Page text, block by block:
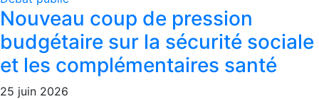
Nouveau coup de pression
budgétaire sur la sécurité sociale
et les complémentaires santé
25 juin 2026